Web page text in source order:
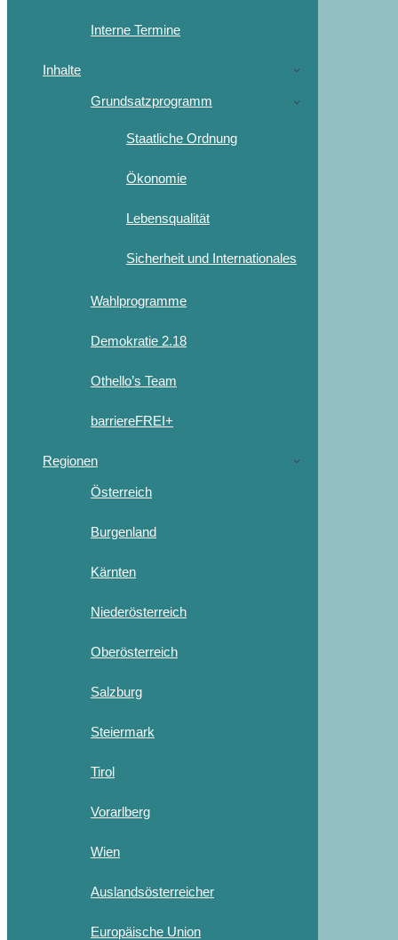
Interne Termine
Inhalte
Grundsatzprogramm
Staatliche Ordnung
Ökonomie
Lebensqualität
Sicherheit und Internationales
Wahlprogramme
Demokratie 2.18
Othello’s Team
barriereFREI+
Regionen
Österreich
Burgenland
Kärnten
Niederösterreich
Oberösterreich
Salzburg
Steiermark
Tirol
Vorarlberg
Wien
Auslandsösterreicher
Europäische Union